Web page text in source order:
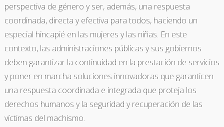
perspectiva de género y ser, además, una respuesta
coordinada, directa y efectiva para todos, haciendo un
especial hincapié en las mujeres y las niñas. En este
contexto, las administraciones públicas y sus gobiernos
deben garantizar la continuidad en la prestación de servicios
y poner en marcha soluciones innovadoras que garanticen
una respuesta coordinada e integrada que proteja los
derechos humanos y la seguridad y recuperación de las
víctimas del machismo.